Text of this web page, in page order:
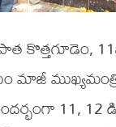
కొత్తగూడెం,
మాజీ
11, 12